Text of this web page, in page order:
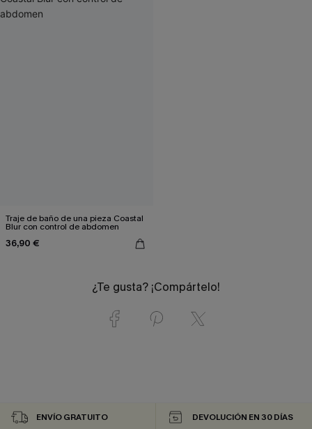
Traje de baño de una pieza Coastal
Blur con control de abdomen
36,90 €
¿Te gusta? ¡Compártelo!
ENVÍO GRATUITO DEVOLUCIÓN EN 30 DÍAS